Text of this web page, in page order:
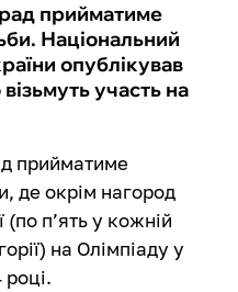
прийматиме
Національний
опублікував
участь на
прийматиме
де окрім нагород
(по п’ять у кожній
на Олімпіаду у